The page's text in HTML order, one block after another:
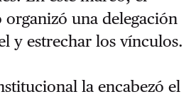
organizó una delegación
y estrechar los vínculos.
la encabezó el